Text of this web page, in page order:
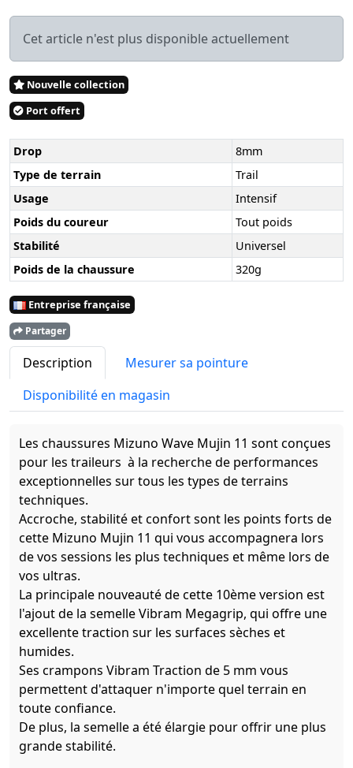
Cet article n'est plus disponible actuellement
Nouvelle collection
Port offert
Drop
8mm
Type de terrain
Trail
Usage
Intensif
Poids du coureur
Tout poids
Stabilité
Universel
Poids de la chaussure
320g
Entreprise française
Partager
Description
Mesurer sa pointure
Disponibilité en magasin
Les chaussures Mizuno Wave Mujin 11 sont conçues
pour les traileurs à la recherche de performances
exceptionnelles sur tous les types de terrains
techniques.
Accroche, stabilité et confort sont les points forts de
cette Mizuno Mujin 11 qui vous accompagnera lors
de vos sessions les plus techniques et même lors de
vos ultras.
La principale nouveauté de cette 10ème version est
l'ajout de la semelle Vibram Megagrip, qui offre une
excellente traction sur les surfaces sèches et
humides.
Ses crampons Vibram Traction de 5 mm vous
permettent d'attaquer n'importe quel terrain en
toute confiance.
De plus, la semelle a été élargie pour offrir une plus
grande stabilité.